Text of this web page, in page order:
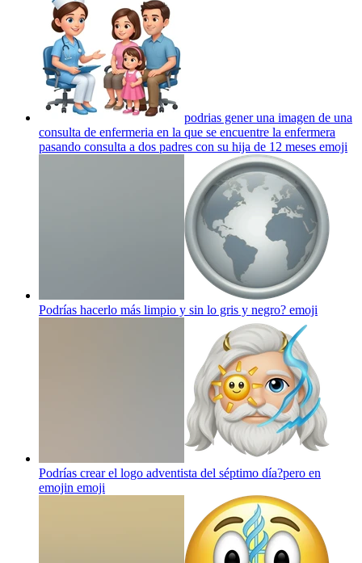
podrias gener una imagen de una
consulta de enfermeria en la que se encuentre la enfermera
pasando consulta a dos padres con su hija de 12 meses emoji
Podrías hacerlo más limpio y sin lo gris y negro? emoji
Podrías crear el logo adventista del séptimo día?pero en
emojin emoji